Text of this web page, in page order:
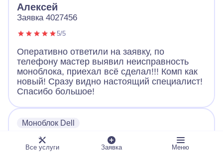
Алексей
Заявка 4027456
5/5
Оперативно ответили на заявку, по
телефону мастер выявил неисправность
моноблока, приехал всё сделал!!! Комп как
новый! Сразу видно настоящий специалист!
Спасибо большое!
Моноблок Dell
Александр
Заявка 8830815
Все услуги Заявка Меню